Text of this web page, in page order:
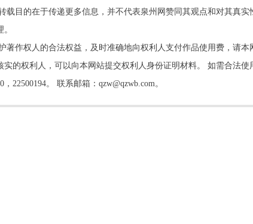
目的在于传递更多信息，并不代表泉州网赞同其观点和对其真实
作权人的合法权益，及时准确地向权利人支付作品使用费，请本
的权利人，可以向本网站提交权利人身份证明材料。 如需合法使
22500194。 联系邮箱：qzw@qzwb.com。